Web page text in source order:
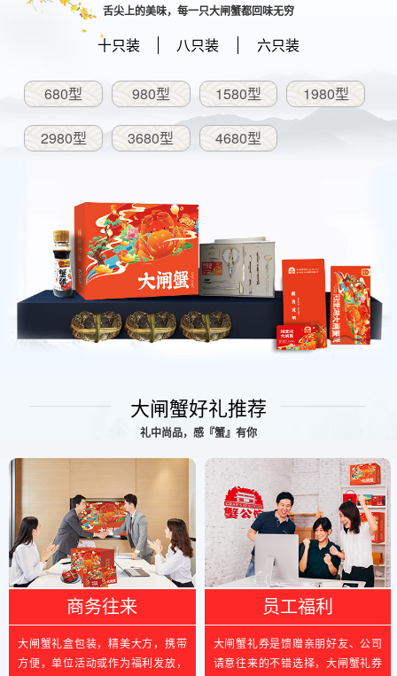
舌尖上的美味，每一只大闸蟹都回味无穷
十只装 八只装 六只装
680型 980型 1580型 1980型
2980型 3680型 4680型
大闸蟹好礼推荐
礼中尚品，感『蟹』有你
商务往来
大闸蟹礼盒包装，精美大方，携带
方便，单位活动或作为福利发放，
员工福利
大闸蟹礼券是馈赠亲朋好友、公司
请意往来的不错选择，大闸蟹礼券